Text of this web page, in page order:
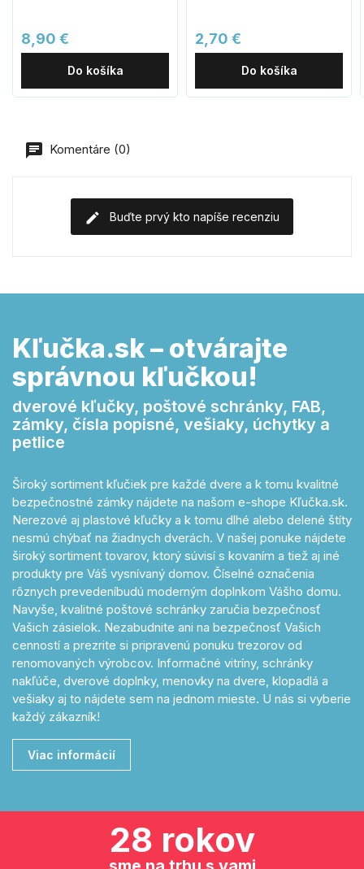
8,90 €
Do košíka
2,70 €
Do košíka
Komentáre (0)
Buďte prvý kto napíše recenziu
Kľučka.sk – otvárajte
správnou kľučkou!
dverové kľučky, poštové schránky, FAB,
zámky, čísla popisné, vešiaky, úchytky a
petlice
Široký sortiment kľučiek pre každé dvere a k tomu kvalitné
bezpečnostné zámky nájdete na našom e-shope Kľučka.sk.
Nerezové aj plastové kľučky a k tomu dlhé alebo delené štíty
nesmú chýbať na žiadnych dverách. V našej ponuke nájdete
široký sortiment tovarov, ktorý súvisí s kovaním a tiež aj iné
produkty pre Váš vysnívaný domov. Číselné označenia
rôznych prevedeníbudú moderným doplnkom Vášho domu.
Navyše, kvalitné poštové schránky zaručia bezpečnosť
Vašich zásielok. Nezabudnite ani na bezpečnosť Vašich
cenností a prezrite si pripravenú ponuku trezorov od
renomovaných výrobcov. Informačné vitríny, schránky
nakľúče, dverové doplnky, menovky na dvere, klopadlá a
vešiaky aj to nájdete sem na jednom mieste. U nás si vyberie
každý zákazník!
Viac informácií
28 rokov